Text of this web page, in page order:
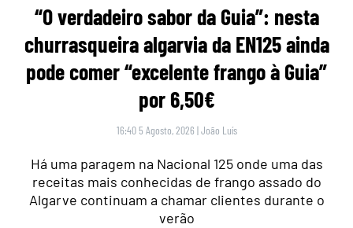
“O verdadeiro sabor da Guia”: nesta
churrasqueira algarvia da EN125 ainda
pode comer “excelente frango à Guia”
por 6,50€
16:40 5 Agosto, 2026 |João Luís
Há uma paragem na Nacional 125 onde uma das
receitas mais conhecidas de frango assado do
Algarve continuam a chamar clientes durante o
verão